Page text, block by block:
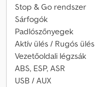
Stop & Go rendszer
Sárfogók
Padlószőnyegek
Aktív ülés / Rugós ülés
Vezetőoldali légzsák
ABS, ESP, ASR
USB / AUX